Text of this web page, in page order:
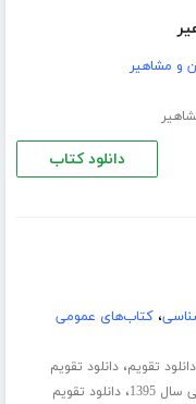
و مشاهیر
دانلود کتاب
،کتاب‌های عمومی
دانلود تقویم،دانلود تقویم
1395 ،دانلود تقویم